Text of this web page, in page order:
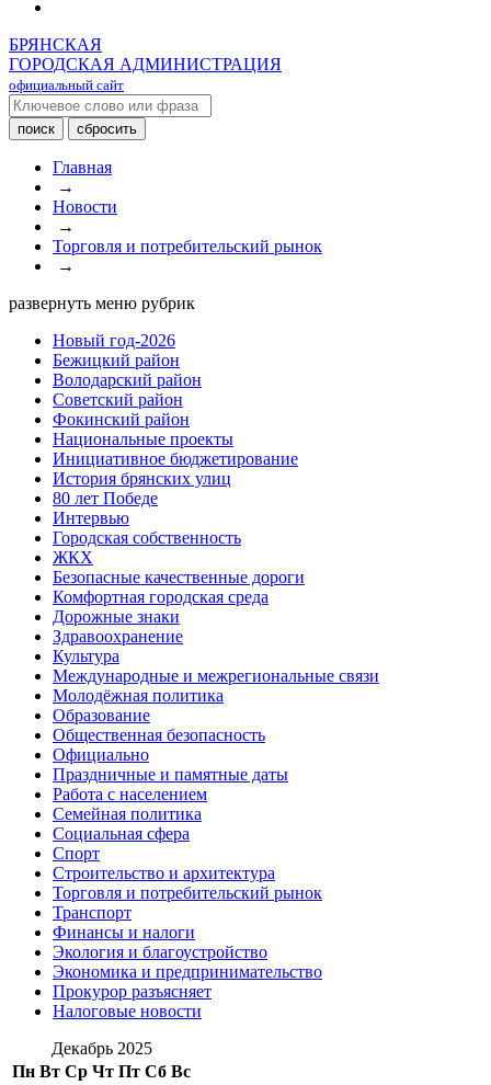
БРЯНСКАЯ
ГОРОДСКАЯ АДМИНИСТРАЦИЯ
официальный сайт
Главная
→
Новости
→
Торговля и потребительский рынок
→
развернуть меню рубрик
Новый год-2026
Бежицкий район
Володарский район
Советский район
Фокинский район
Национальные проекты
Инициативное бюджетирование
История брянских улиц
80 лет Победе
Интервью
Городская собственность
ЖКХ
Безопасные качественные дороги
Комфортная городская среда
Дорожные знаки
Здравоохранение
Культура
Международные и межрегиональные связи
Молодёжная политика
Образование
Общественная безопасность
Официально
Праздничные и памятные даты
Работа с населением
Семейная политика
Социальная сфера
Спорт
Строительство и архитектура
Торговля и потребительский рынок
Транспорт
Финансы и налоги
Экология и благоустройство
Экономика и предпринимательство
Прокурор разъясняет
Налоговые новости
Декабрь 2025
Пн Вт Ср Чт Пт Сб Вс